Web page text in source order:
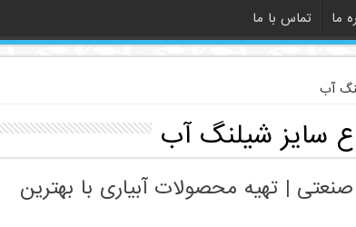
ما تماس با ما
آب
سایز شیلنگ آب
| تهیه محصولات آبیاری با بهترین